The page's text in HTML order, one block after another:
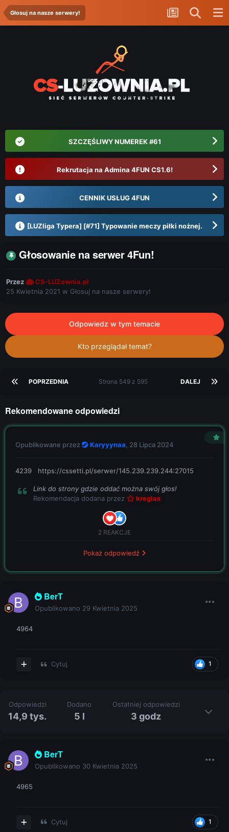
Głosuj na nasze serwery!
SZCZĘŚLIWY NUMEREK #61
Rekrutacja na Admina 4FUN CS1.6!
CENNIK USŁUG 4FUN
[LUZliga Typera] [#71] Typowanie meczy piłki nożnej.
Głosowanie na serwer 4Fun!
Przez
CS-LUZownia.pl
25 Kwietnia 2021 w Głosuj na nasze serwery!
Odpowiedz w tym temacie
Kto przeglądał temat?
POPRZEDNIA DALEJ
Strona 549 z 595
Rekomendowane odpowiedzi
Opublikowane przez Karyyynaa 28 Lipca 2024
4239 https://cssetti.pl/serwer/145.239.239.244:27015
Link do strony gdzie oddać można swój głos!
Rekomendacja dodana przez
kreglas
2 REAKCJE
Pokaż odpowiedź
BerT
Opublikowano 29 Kwietnia 2025
4964
1
Cytuj
Odpowiedzi
14,9 tys.
Dodano
5 l
Ostatniej odpowiedzi
3 godz
BerT
Opublikowano 30 Kwietnia 2025
4965
1
Cytuj